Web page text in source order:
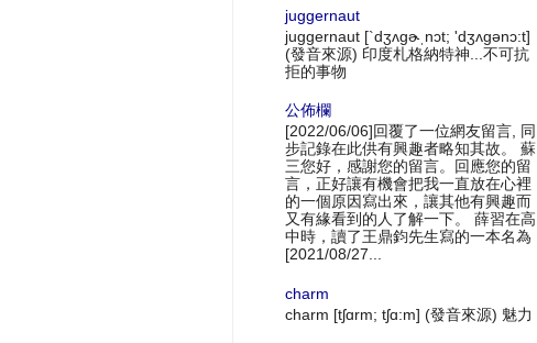
juggernaut
juggernaut [`dʒʌgɚˌnɔt; 'dʒʌgənɔ:t]
(發音來源) 印度札格納特神...不可抗
拒的事物
公佈欄
[2022/06/06]回覆了一位網友留言, 同
步記錄在此供有興趣者略知其故。 蘇
三您好，感謝您的留言。回應您的留
言，正好讓有機會把我一直放在心裡
的一個原因寫出來，讓其他有興趣而
又有緣看到的人了解一下。 薛習在高
中時，讀了王鼎鈞先生寫的一本名為
[2021/08/27...
charm
charm [tʃɑrm; tʃɑ:m] (發音來源) 魅力